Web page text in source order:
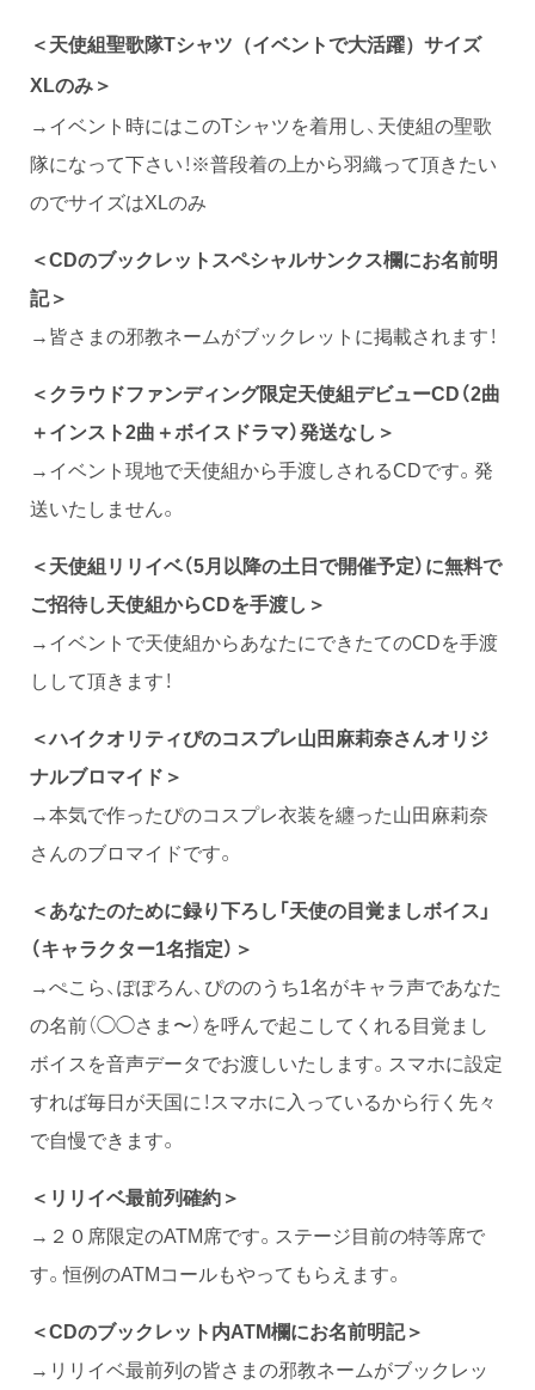
＜天使組聖歌隊Tシャツ（イベントで大活躍）サイズ
XLのみ＞
→イベント時にはこのTシャツを着用し、天使組の聖歌
隊になって下さい！※普段着の上から羽織って頂きたい
のでサイズはXLのみ
＜CDのブックレットスペシャルサンクス欄にお名前明
記＞
→皆さまの邪教ネームがブックレットに掲載されます！
＜クラウドファンディング限定天使組デビューCD（2曲
＋インスト2曲＋ボイスドラマ）発送なし＞
→イベント現地で天使組から手渡しされるCDです。発
送いたしません。
＜天使組リリイベ（5月以降の土日で開催予定）に無料で
ご招待し天使組からCDを手渡し＞
→イベントで天使組からあなたにできたてのCDを手渡
しして頂きます！
＜ハイクオリティぴのコスプレ山田麻莉奈さんオリジ
ナルブロマイド＞
→本気で作ったぴのコスプレ衣装を纏った山田麻莉奈
さんのブロマイドです。
＜あなたのために録り下ろし「天使の目覚ましボイス」
（キャラクター1名指定）＞
→ぺこら、ぽぽろん、ぴののうち1名がキャラ声であなた
の名前（◯◯さま〜）を呼んで起こしてくれる目覚まし
ボイスを音声データでお渡しいたします。スマホに設定
すれば毎日が天国に！スマホに入っているから行く先々
で自慢できます。
＜リリイベ最前列確約＞
→２０席限定のATM席です。ステージ目前の特等席で
す。恒例のATMコールもやってもらえます。
＜CDのブックレット内ATM欄にお名前明記＞
→リリイベ最前列の皆さまの邪教ネームがブックレッ